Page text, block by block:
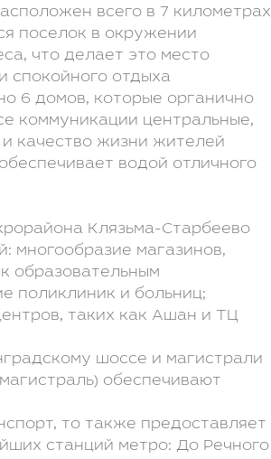
всего в 7 километрах
поселок в окружении
что делает это место
спокойного отдыха
6 домов, которые органично
коммуникации центральные,
качество жизни жителей
водой отличного
Клязьма-Старбеево
многообразие магазинов,
образовательным
поликлиник и больниц;
таких как Ашан и ТЦ
шоссе и магистрали
обеспечивают
то также предоставляет
станций метро: До Речного